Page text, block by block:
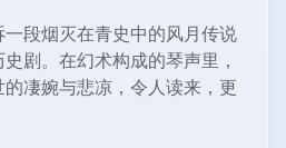
一段烟灭在青史中的风月传说
史剧。在幻术构成的琴声里，
的凄婉与悲凉，令人读来，更